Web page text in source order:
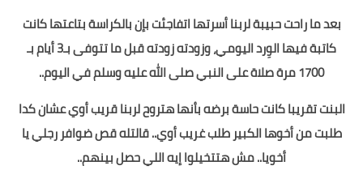
بعد ما راحت حبيبة لربنا أسرتها اتفاجئت بإن بالكراسة بتاعتها كانت
كاتبة فيها الوِرد اليومي، وزودته زودته قبل ما تتوفى بـ3 أيام بـ
1700 مرة صلاة على النبي صلى الله عليه وسلم في اليوم..
البنت تقريبا كانت حاسة برضه بأنها هتروح لربنا قريب أوي عشان كدا
طلبت من أخوها الكبير طلب غريب أوي.. قالتله قص ضوافر رجلي يا
أخويا.. مش هتتخيلوا إيه اللي حصل بينهم..